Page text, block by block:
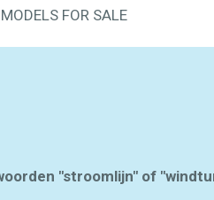
FOR SALE
"stroomlijn" of